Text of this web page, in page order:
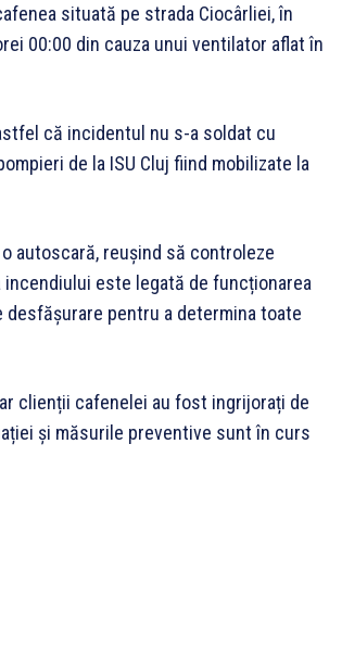
situată pe strada Ciocârliei, în
00:00 din cauza unui ventilator aflat în
că incidentul nu s-a soldat cu
de la ISU Cluj fiind mobilizate la
autoscară, reușind să controleze
este legată de funcționarea
pentru a determina toate
clienții cafenelei au fost ingrijorați de
și măsurile preventive sunt în curs